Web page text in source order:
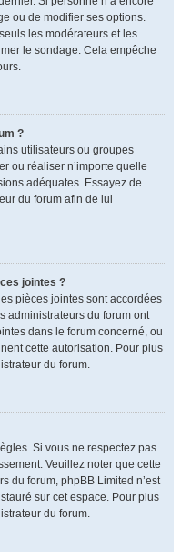
ou de modifier ses options.
les modérateurs et les
le sondage. Cela empêche
?
utilisateurs ou groupes
ou réaliser n’importe quelle
adéquates. Essayez de
du forum afin de lui
jointes ?
pièces jointes sont accordées
administrateurs du forum ont
dans le forum concerné, ou
cette autorisation. Pour plus
du forum.
Si vous ne respectez pas
Veuillez noter que cette
du forum, phpBB Limited n’est
sur cet espace. Pour plus
du forum.